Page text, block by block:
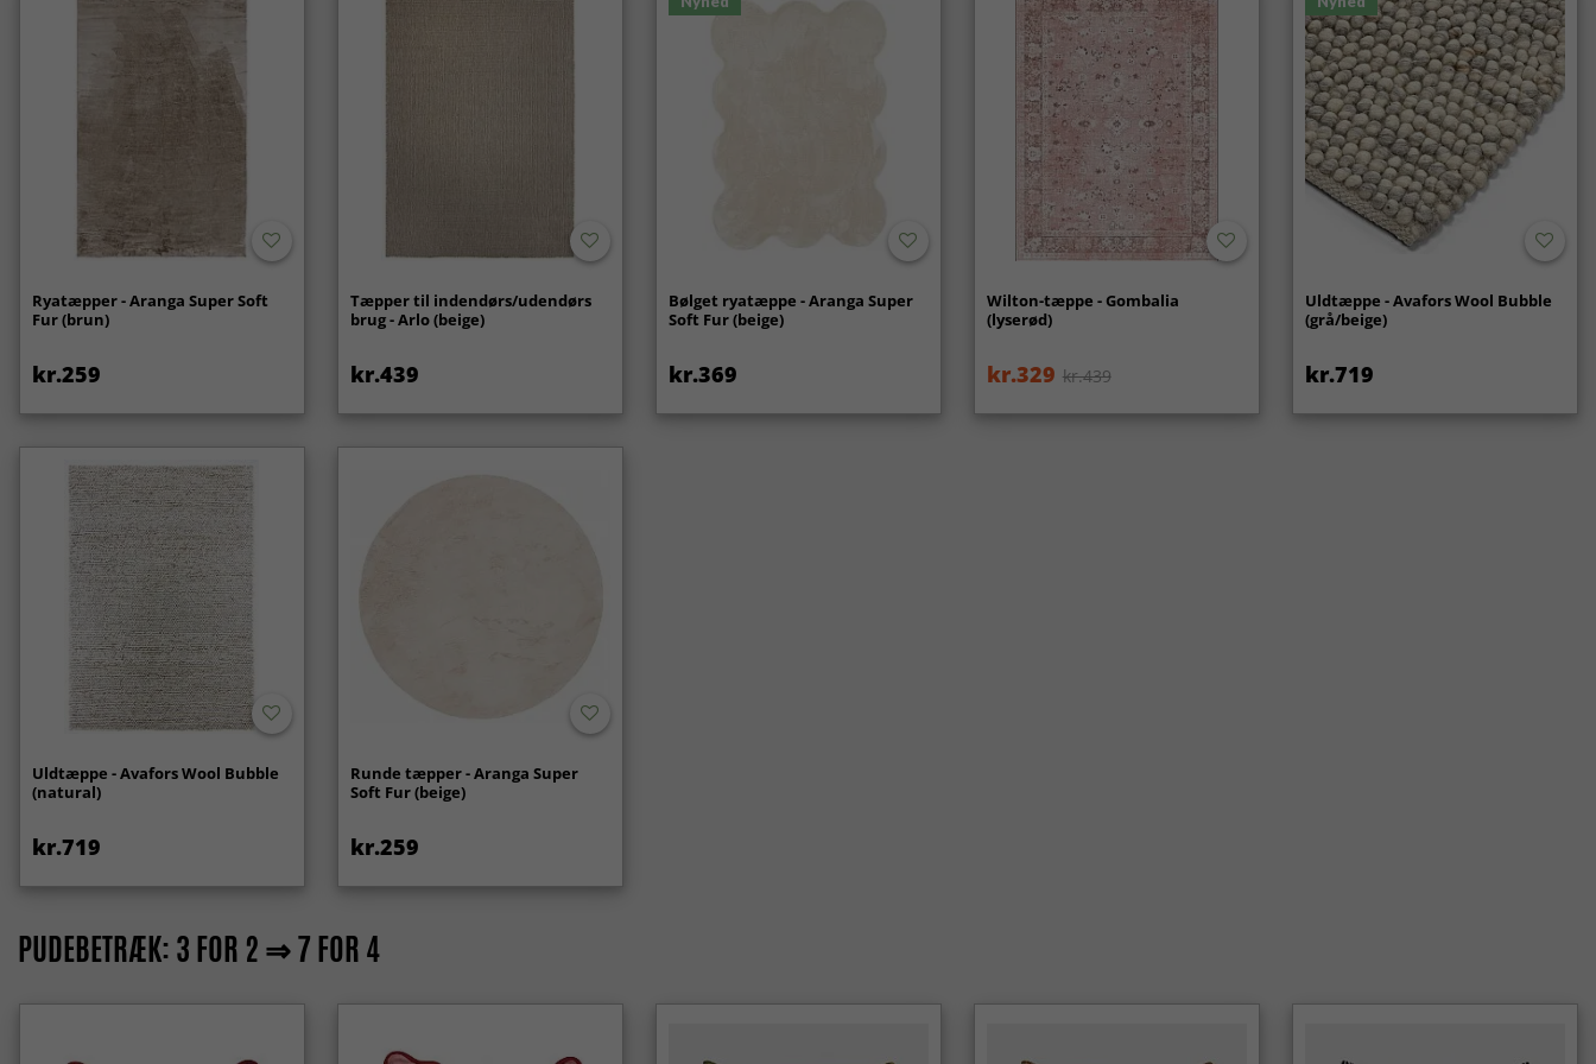
Ryatæpper - Aranga Super Soft
Fur (brun)
kr.259
Tæpper til indendørs/udendørs
brug - Arlo (beige)
kr.439
Bølget ryatæppe - Aranga Super
Soft Fur (beige)
kr.369
Wilton-tæppe - Gombalia
(lyserød)
kr.329 kr.439
Uldtæppe - Avafors Wool Bubble
(grå/beige)
kr.719
Uldtæppe - Avafors Wool Bubble
(natural)
kr.719
Runde tæpper - Aranga Super
Soft Fur (beige)
kr.259
PUDEBETRÆK: 3 FOR 2 ⇒ 7 FOR 4